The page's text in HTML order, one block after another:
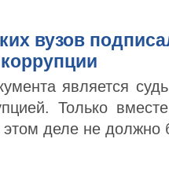
вузов
является
Только
этом деле не должно